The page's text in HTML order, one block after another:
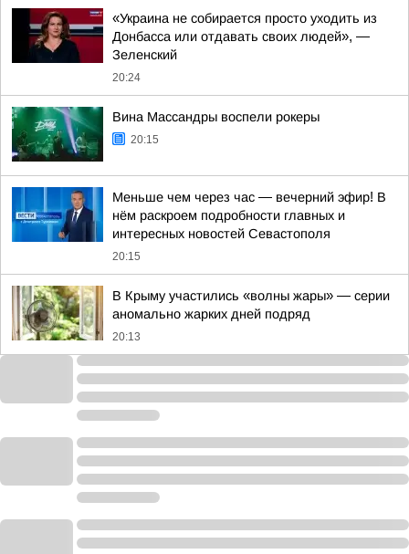
«Украина не собирается просто уходить из
Донбасса или отдавать своих людей», —
Зеленский
20:24
Вина Массандры воспели рокеры
20:15
Меньше чем через час — вечерний эфир! В
нём раскроем подробности главных и
интересных новостей Севастополя
20:15
В Крыму участились «волны жары» — серии
аномально жарких дней подряд
20:13